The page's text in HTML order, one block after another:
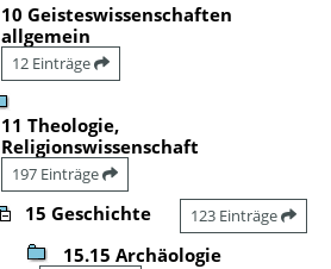
10 Geisteswissenschaften
allgemein
12 Einträge
11 Theologie,
Religionswissenschaft
197 Einträge
15 Geschichte 123 Einträge
15.15 Archäologie